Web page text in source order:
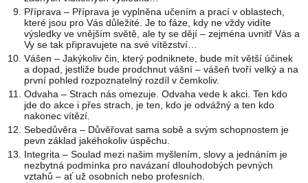
Příprava – Příprava je vyplněna učením a prací v oblastech,
které jsou pro Vás důležité. Je to fáze, kdy ne vždy vidíte
výsledky ve vnějším světě, ale ty se dějí – zejména uvnitř Vás a
Vy se tak připravujete na své vítězství…
Vášen – Jakýkoliv čin, který podniknete, bude mít větší účinek
a dopad, jestliže bude prodchnut vášní – vášeň tvoří velký a na
první pohled rozpoznatelný rozdíl v čemkoliv.
Odvaha – Strach nás omezuje. Odvaha vede k akci. Ten kdo
jde do akce i přes strach, je ten, kdo je odvážný a ten kdo
nakonec vítězí.
Sebedůvěra – Důvěřovat sama sobě a svým schopnostem je
pevn základ jakéhokoliv úspěchu.
Integrita – Soulad mezi našim myšlením, slovy a jednáním je
nezbytná podmínka pro navázaní dlouhodobých pevných
vztahů – ať už osobních nebo profesních.